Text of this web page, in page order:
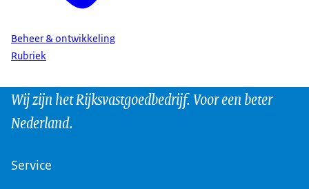
Beheer & ontwikkeling
Rubriek
Wij zijn het Rijksvastgoedbedrijf. Voor een beter
Nederland.
Service